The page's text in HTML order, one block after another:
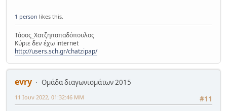
1 person likes this.
Τάσος_Χατζηπαπαδόπουλος
Κύριε δεν έχω internet
http://users.sch.gr/chatzipap/
evry
Ομάδα διαγωνισμάτων 2015
#11
11 Ιουν 2022, 01:32:46 ΜΜ